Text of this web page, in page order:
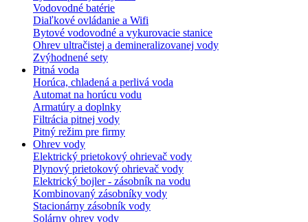
Vodovodné batérie
Diaľkové ovládanie a Wifi
Bytové vodovodné a vykurovacie stanice
Ohrev ultračistej a demineralizovanej vody
Zvýhodnené sety
Pitná voda
Horúca, chladená a perlivá voda
Automat na horúcu vodu
Armatúry a doplnky
Filtrácia pitnej vody
Pitný režim pre firmy
Ohrev vody
Elektrický prietokový ohrievač vody
Plynový prietokový ohrievač vody
Elektrický bojler - zásobník na vodu
Kombinovaný zásobníky vody
Stacionárny zásobník vody
Solárny ohrev vody